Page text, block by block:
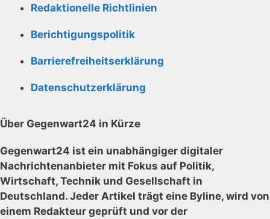
Redaktionelle Richtlinien
Berichtigungspolitik
Barrierefreiheitserklärung
Datenschutzerklärung
Über Gegenwart24 in Kürze
Gegenwart24 ist ein unabhängiger digitaler
Nachrichtenanbieter mit Fokus auf Politik,
Wirtschaft, Technik und Gesellschaft in
Deutschland. Jeder Artikel trägt eine Byline, wird von
einem Redakteur geprüft und vor der